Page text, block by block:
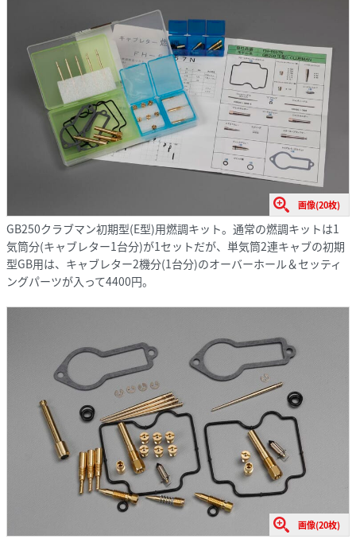
画像(20枚)
GB250クラブマン初期型(E型)用燃調キット。通常の燃調キットは1
気筒分(キャブレター1台分)が1セットだが、単気筒2連キャブの初期
型GB用は、キャブレター2機分(1台分)のオーバーホール＆セッティ
ングパーツが入って4400円。
画像(20枚)